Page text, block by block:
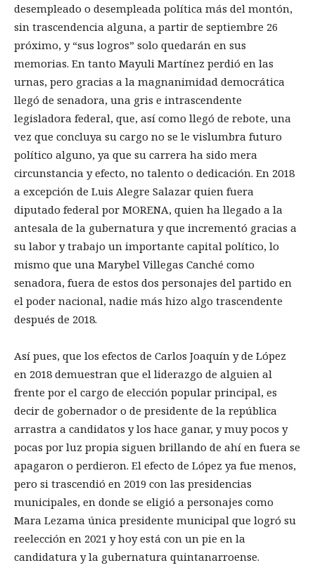
desempleado o desempleada política más del montón,
sin trascendencia alguna, a partir de septiembre 26
próximo, y “sus logros” solo quedarán en sus
memorias. En tanto Mayuli Martínez perdió en las
urnas, pero gracias a la magnanimidad democrática
llegó de senadora, una gris e intrascendente
legisladora federal, que, así como llegó de rebote, una
vez que concluya su cargo no se le vislumbra futuro
político alguno, ya que su carrera ha sido mera
circunstancia y efecto, no talento o dedicación. En 2018
a excepción de Luis Alegre Salazar quien fuera
diputado federal por MORENA, quien ha llegado a la
antesala de la gubernatura y que incrementó gracias a
su labor y trabajo un importante capital político, lo
mismo que una Marybel Villegas Canché como
senadora, fuera de estos dos personajes del partido en
el poder nacional, nadie más hizo algo trascendente
después de 2018.
Así pues, que los efectos de Carlos Joaquín y de López
en 2018 demuestran que el liderazgo de alguien al
frente por el cargo de elección popular principal, es
decir de gobernador o de presidente de la república
arrastra a candidatos y los hace ganar, y muy pocos y
pocas por luz propia siguen brillando de ahí en fuera se
apagaron o perdieron. El efecto de López ya fue menos,
pero si trascendió en 2019 con las presidencias
municipales, en donde se eligió a personajes como
Mara Lezama única presidente municipal que logró su
reelección en 2021 y hoy está con un pie en la
candidatura y la gubernatura quintanarroense.